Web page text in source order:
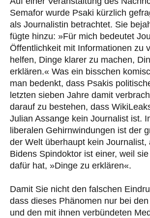
Semafor wurde Psaki kürzlich
als Journalistin betrachtet. Sie
fügte hinzu: »Für mich bedeutet
Öffentlichkeit mit Informationen zu
helfen, Dinge klarer zu machen,
erklären.« Was ein bisschen
man bedenkt, dass Psakis
letzten sieben Jahre damit
darauf zu bestehen, dass
Julian Assange kein Journalist ist.
liberalen Gehirnwindungen ist der
der Welt überhaupt kein Journalist,
Bidens Spindoktor ist einer, weil
dafür hat, »Dinge zu erklären«.
Damit Sie nicht den falschen
dass dieses Phänomen nur bei
und den mit ihnen verbündeten